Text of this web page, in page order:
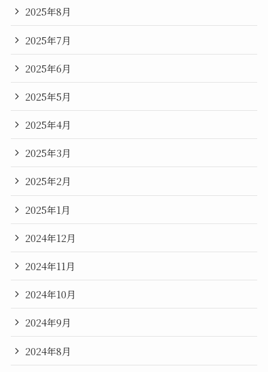
2025年8月
2025年7月
2025年6月
2025年5月
2025年4月
2025年3月
2025年2月
2025年1月
2024年12月
2024年11月
2024年10月
2024年9月
2024年8月